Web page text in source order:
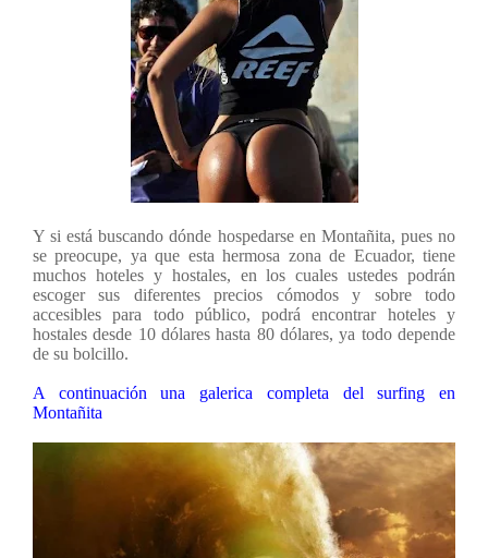
Y si está buscando dónde hospedarse en Montañita, pues no
se preocupe, ya que esta hermosa zona de Ecuador, tiene
muchos hoteles y hostales, en los cuales ustedes podrán
escoger sus diferentes precios cómodos y sobre todo
accesibles para todo público, podrá encontrar hoteles y
hostales desde 10 dólares hasta 80 dólares, ya todo depende
de su bolcillo.
A continuación una galerica completa del surfing en
Montañita